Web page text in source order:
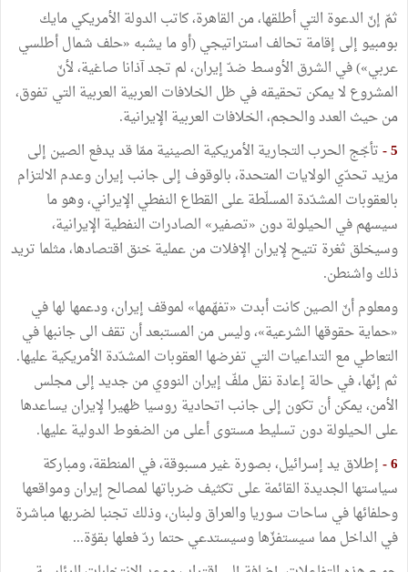
ثمّ إنّ الدعوة التي أطلقها، من القاهرة، كاتب الدولة الأمريكي مايك
بومبيو إلى إقامة تحالف استراتيجي (أو ما يشبه «حلف شمال أطلسي
عربي») في الشرق الأوسط ضدّ إيران، لم تجد آذانا صاغية، لأنّ
المشروع لا يمكن تحقيقه في ظل الخلافات العربية العربية التي تفوق،
من حيث العدد والحجم، الخلافات العربية الإيرانية.
5 - تأجّج الحرب التجارية الأمريكية الصينية ممّا قد يدفع الصين إلى
مزيد تحدّي الولايات المتحدة، بالوقوف إلى جانب إيران وعدم الالتزام
بالعقوبات المشدّدة المسلّطة على القطاع النفطي الإيراني، وهو ما
سيسهم في الحيلولة دون «تصفير» الصادرات النفطية الإيرانية،
وسيخلق ثغرة تتيح لإيران الإفلات من عملية خنق اقتصادها، مثلما تريد
ذلك واشنطن.
ومعلوم أنّ الصين كانت أبدت «تفهّمها» لموقف إيران، ودعمها لها في
«حماية حقوقها الشرعية»، وليس من المستبعد أن تقف الى جانبها في
التعاطي مع التداعيات التي تفرضها العقوبات المشدّدة الأمريكية عليها.
ثم إنّها، في حالة إعادة نقل ملفّ إيران النووي من جديد إلى مجلس
الأمن، يمكن أن تكون إلى جانب اتحادية روسيا ظهيرا لإيران يساعدها
على الحيلولة دون تسليط مستوى أعلى من الضغوط الدولية عليها.
6 - إطلاق يد إسرائيل، بصورة غير مسبوقة، في المنطقة، ومباركة
سياستها الجديدة القائمة على تكثيف ضرباتها لمصالح إيران ومواقعها
وحلفائها في ساحات سوريا والعراق ولبنان، وذلك تجنبا لضربها مباشرة
في الداخل مما سيستفزّها وسيستدعي حتما ردّ فعلها بقوّة...